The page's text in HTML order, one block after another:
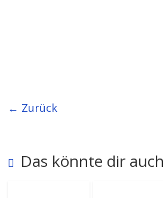
← Zurück
Das könnte dir